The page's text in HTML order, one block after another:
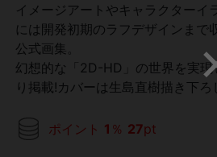
イメージアートやキャラクターイ
には開発初期のラフデザインまで
公式画集。
幻想的な「2D-HD」の世界を実
り掲載!カバーは生島直樹描き下ろ
ポイント 1 ％ 27pt